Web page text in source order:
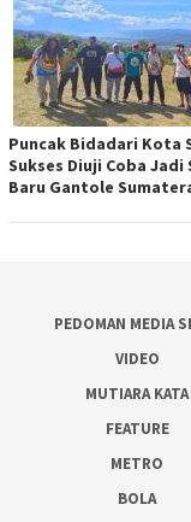
Puncak Bidadari Kota
Sukses Diuji Coba Jadi
Baru Gantole
PEDOMAN MEDIA
VIDEO
MUTIARA KATA
FEATURE
METRO
BOLA